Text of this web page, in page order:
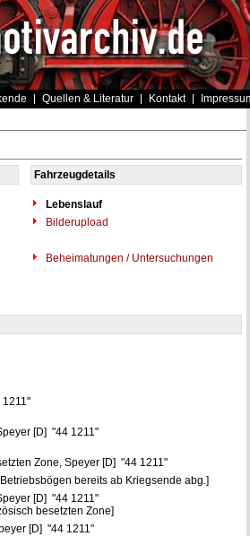
Quellen & Literatur Kontakt
Fahrzeugdetails
Lebenslauf
Bilderupload
Beheimatungen / Untersuchungen
1211"
[D] "44 1211"
Zone, Speyer [D] "44 1211"
bereits ab Kriegsende abg.]
[D] "44 1211"
besetzten Zone]
[D] "44 1211"